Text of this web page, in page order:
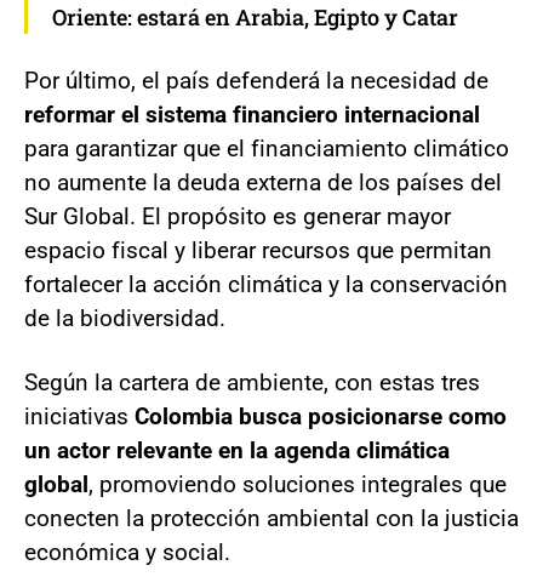
Oriente: estará en Arabia, Egipto y Catar
Por último, el país defenderá la necesidad de
reformar el sistema financiero internacional
para garantizar que el financiamiento climático
no aumente la deuda externa de los países del
Sur Global. El propósito es generar mayor
espacio fiscal y liberar recursos que permitan
fortalecer la acción climática y la conservación
de la biodiversidad.
Según la cartera de ambiente, con estas tres
iniciativas Colombia busca posicionarse como
un actor relevante en la agenda climática
global, promoviendo soluciones integrales que
conecten la protección ambiental con la justicia
económica y social.